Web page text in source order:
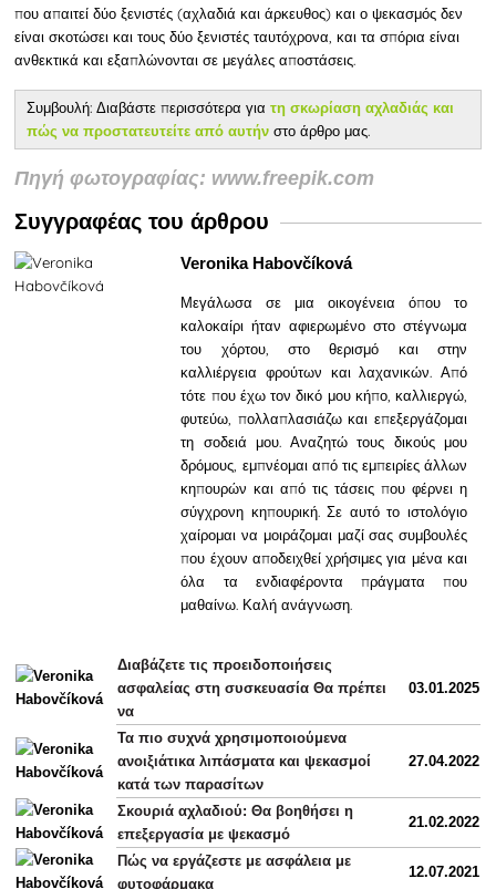
που απαιτεί δύο ξενιστές (αχλαδιά και άρκευθος) και ο ψεκασμός δεν
είναι σκοτώσει και τους δύο ξενιστές ταυτόχρονα, και τα σπόρια είναι
ανθεκτικά και εξαπλώνονται σε μεγάλες αποστάσεις.
Συμβουλή: Διαβάστε περισσότερα γιατη σκωρίαση αχλαδιάς και
πώς να προστατευτείτε από αυτήν στο άρθρο μας.
Πηγή φωτογραφίας: www.freepik.com
Συγγραφέας του άρθρου
Veronika Habovčíková
Μεγάλωσα σε μια οικογένεια όπου το
καλοκαίρι ήταν αφιερωμένο στο στέγνωμα
του χόρτου, στο θερισμό και στην
καλλιέργεια φρούτων και λαχανικών. Από
τότε που έχω τον δικό μου κήπο, καλλιεργώ,
φυτεύω, πολλαπλασιάζω και επεξεργάζομαι
τη σοδειά μου. Αναζητώ τους δικούς μου
δρόμους, εμπνέομαι από τις εμπειρίες άλλων
κηπουρών και από τις τάσεις που φέρνει η
σύγχρονη κηπουρική. Σε αυτό το ιστολόγιο
χαίρομαι να μοιράζομαι μαζί σας συμβουλές
που έχουν αποδειχθεί χρήσιμες για μένα και
όλα τα ενδιαφέροντα πράγματα που
μαθαίνω. Καλή ανάγνωση.
Διαβάζετε τις προειδοποιήσεις
ασφαλείας στη συσκευασία Θα πρέπει
να
03.01.2025
Τα πιο συχνά χρησιμοποιούμενα
ανοιξιάτικα λιπάσματα και ψεκασμοί
κατά των παρασίτων
27.04.2022
Σκουριά αχλαδιού: Θα βοηθήσει η
επεξεργασία με ψεκασμό
21.02.2022
Πώς να εργάζεστε με ασφάλεια με
φυτοφάρμακα
12.07.2021